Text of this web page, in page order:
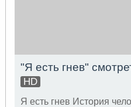
"Я есть гнев"
HD
Я есть гнев История